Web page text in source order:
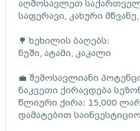
აღმოსავლეთ
საფერავი, კახური
🌳 ხეხილის ბაღებს:
ნუში, ატამი, კაკალი
💼 შემოსავლიანი
ნაკვეთი ქირავდება
წლიური ქირა: 15,000
დამატებით